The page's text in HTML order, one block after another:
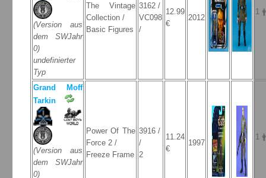
(Version aus
dem SWJahr
0)
undefinierter
Typ
The Vintage
Collection /
Basic Figures
3162 /
VC098
/
12.99
€
2012
1
Grand Moff
Tarkin
(Version aus
dem SWJahr
0)
Power Of The
Force 2 /
Freeze Frame
3916 /
/
2
11.24
€
1997
1